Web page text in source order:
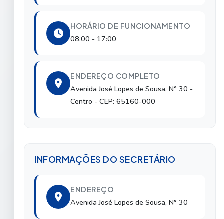
HORÁRIO DE FUNCIONAMENTO
08:00 - 17:00
ENDEREÇO COMPLETO
Avenida José Lopes de Sousa, N° 30 -
Centro - CEP: 65160-000
INFORMAÇÕES DO SECRETÁRIO
ENDEREÇO
Avenida José Lopes de Sousa, N° 30